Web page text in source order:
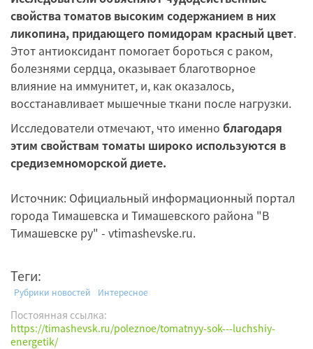
свойства томатов высоким содержанием в них
ликопина, придающего помидорам красный цвет.
Этот антиоксидант помогает бороться с раком,
болезнями сердца, оказывает благотворное
влияние на иммунитет, и, как оказалось,
восстанавливает мышечные ткани после нагрузки.
Исследователи отмечают, что именно благодаря
этим свойствам томаты широко используются в
средиземноморской диете.
Источник: Официальный информационный портал
города Тимашевска и Тимашевского района "В
Тимашевске ру" - vtimashevske.ru.
Теги:
Рубрики новостей Интересное
Постоянная ссылка:
https://timashevsk.ru/poleznoe/tomatnyy-sok---luchshiy-
energetik/